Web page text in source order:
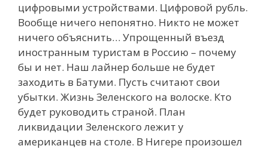
цифровыми устройствами. Цифровой рубль.
Вообще ничего непонятно. Никто не может
ничего объяснить… Упрощенный въезд
иностранным туристам в Россию – почему
бы и нет. Наш лайнер больше не будет
заходить в Батуми. Пусть считают свои
убытки. Жизнь Зеленского на волоске. Кто
будет руководить страной. План
ликвидации Зеленского лежит у
американцев на столе. В Нигере произошел